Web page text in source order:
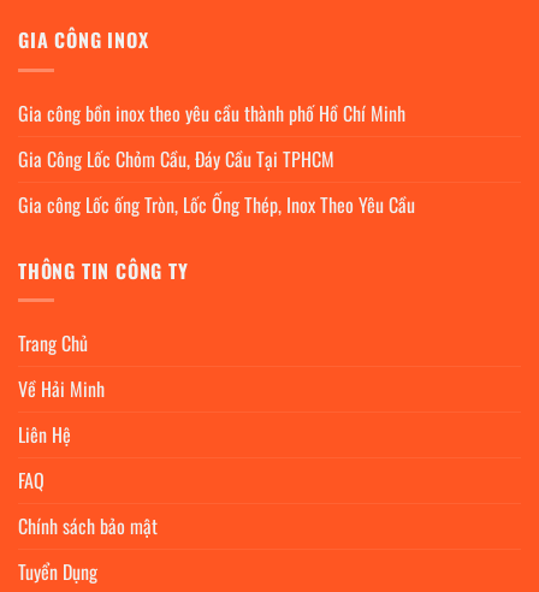
GIA CÔNG INOX
Gia công bồn inox theo yêu cầu thành phố Hồ Chí Minh
Gia Công Lốc Chỏm Cầu, Đáy Cầu Tại TPHCM
Gia công Lốc ống Tròn, Lốc Ống Thép, Inox Theo Yêu Cầu
THÔNG TIN CÔNG TY
Trang Chủ
Về Hải Minh
Liên Hệ
FAQ
Chính sách bảo mật
Tuyển Dụng